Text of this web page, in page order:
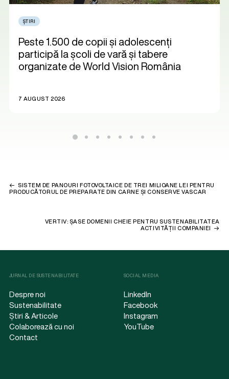
ȘTIRI
Peste 1.500 de copii și adolescenți
participă la școli de vară și tabere
organizate de World Vision România
7 AUGUST 2026
SISTEM DE PANOURI FOTOVOLTAICE DE TREI MILIOANE LEI PENTRU
PRODUCĂTORUL DE PREPARATE DIN CARNE ȘI CONSERVE VASCAR
VERTIV: ȘASE DOMENII CHEIE PENTRU SUSTENABILITATEA
ACTIVITĂȚII COMPANIEI
JURNAL DE SUSTENABILITATE
Despre noi
Sustenabilitate
Știri & Articole
Colaborează cu noi
Contact
SOCIAL MEDIA
LinkedIn
Facebook
Instagram
YouTube